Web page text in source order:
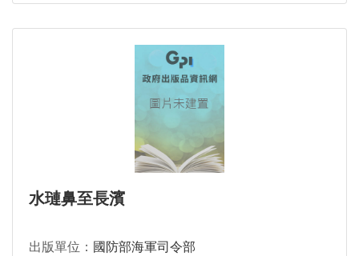
水璉鼻至長濱
出版單位： 國防部海軍司令部